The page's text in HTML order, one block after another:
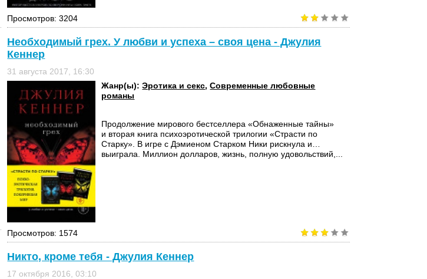
Просмотров: 3204
Необходимый грех. У любви и успеха – своя цена - Джулия
Кеннер
31 августа 2017, 16:30
Жанр(ы):Эротика и секс,Современные любовные
романы
Продолжение мирового бестселлера «Обнаженные тайны»
и вторая книга психоэротической трилогии «Страсти по
Старку». В игре с Дэмиеном Старком Ники рискнула и…
выиграла. Миллион долларов, жизнь, полную удовольствий,...
Просмотров: 1574
Никто, кроме тебя - Джулия Кеннер
17 октября 2016, 03:10